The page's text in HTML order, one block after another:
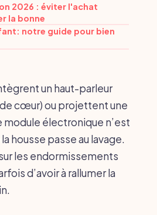
2026 : éviter l'achat
la bonne
notre guide pour bien
un haut-parleur
cœur) ou projettent une
module électronique n’est
housse passe au lavage.
les endormissements
d’avoir à rallumer la